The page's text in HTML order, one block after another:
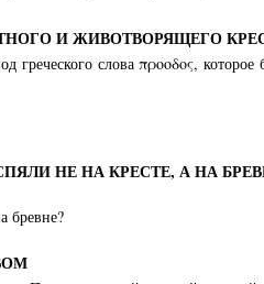
И ЖИВОТВОРЯЩЕГО
греческого слова προοδος,
НЕ НА КРЕСТЕ, А НА
бревне?